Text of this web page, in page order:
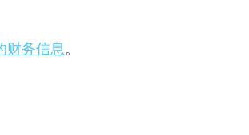
财务信息。